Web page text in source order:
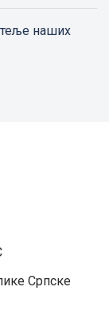
наших
Српске